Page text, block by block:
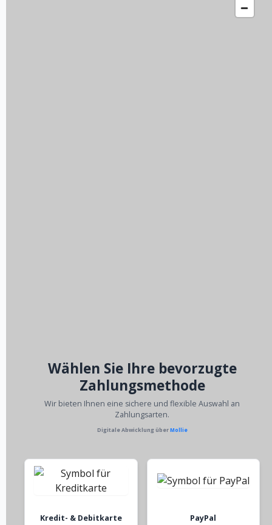
Wählen Sie Ihre bevorzugte
Zahlungsmethode
Wir bieten Ihnen eine sichere und flexible Auswahl an
Zahlungsarten.
Digitale Abwicklung überMollie
Kredit- & Debitkarte PayPal